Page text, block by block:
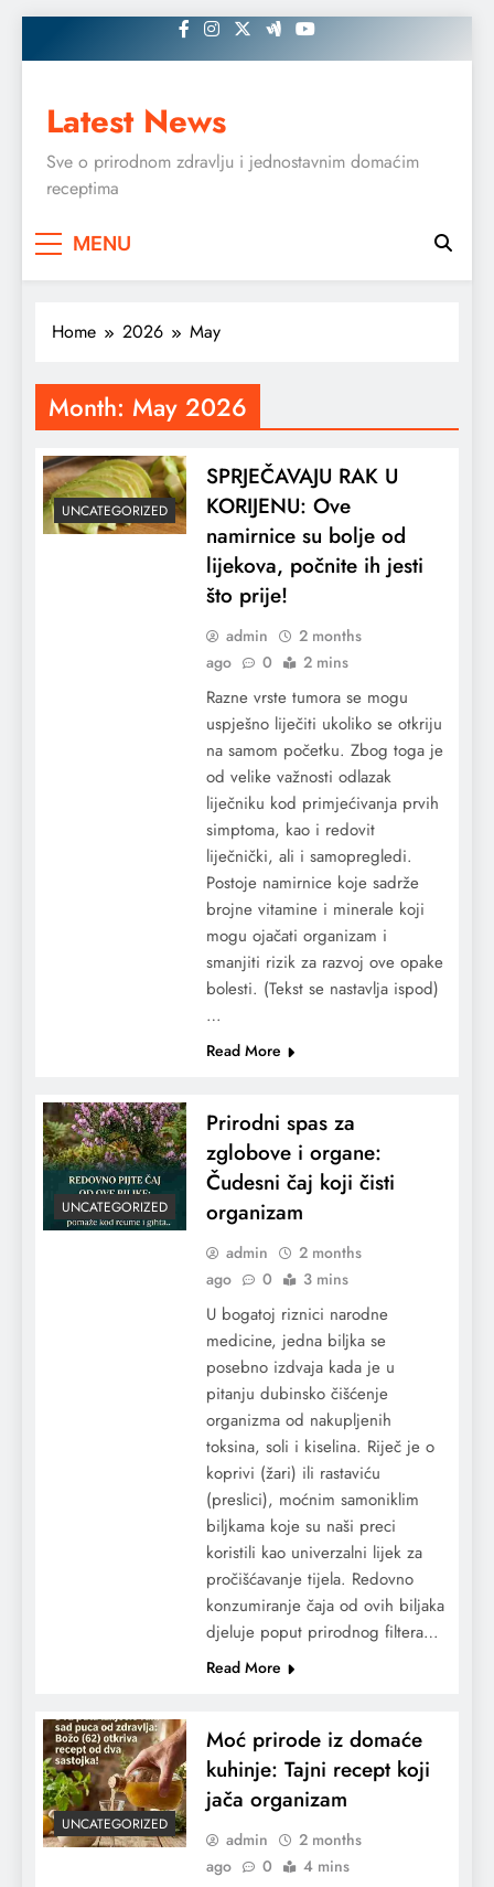
to
Latest News
Sve o prirodnom zdravlju i jednostavnim domaćim
receptima
MENU
Home 2026 May
Month: May 2026
UNCATEGORIZED
SPRJEČAVAJU RAK U
KORIJENU: Ove
namirnice su bolje od
lijekova, počnite ih jesti
što prije!
admin
2 months
ago
0 2 mins
Razne vrste tumora se mogu
uspješno liječiti ukoliko se otkriju
na samom početku. Zbog toga je
od velike važnosti odlazak
liječniku kod primjećivanja prvih
simptoma, kao i redovit
liječnički, ali i samopregledi.
Postoje namirnice koje sadrže
brojne vitamine i minerale koji
mogu ojačati organizam i
smanjiti rizik za razvoj ove opake
bolesti. (Tekst se nastavlja ispod)
…
Read More
UNCATEGORIZED
Prirodni spas za
zglobove i organe:
Čudesni čaj koji čisti
organizam
admin
2 months
ago
0 3 mins
U bogatoj riznici narodne
medicine, jedna biljka se
posebno izdvaja kada je u
pitanju dubinsko čišćenje
organizma od nakupljenih
toksina, soli i kiselina. Riječ je o
koprivi (žari) ili rastaviću
(preslici), moćnim samoniklim
biljkama koje su naši preci
koristili kao univerzalni lijek za
pročišćavanje tijela. Redovno
konzumiranje čaja od ovih biljaka
djeluje poput prirodnog filtera…
Read More
UNCATEGORIZED
Moć prirode iz domaće
kuhinje: Tajni recept koji
jača organizam
admin
2 months
ago
0 4 mins